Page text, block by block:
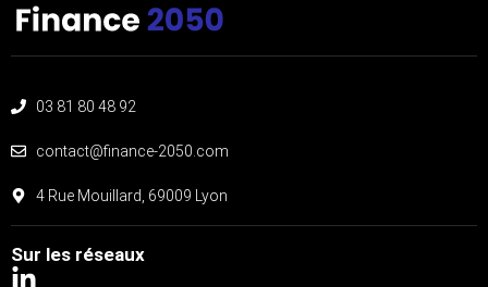
03 81 80 48 92
contact@finance-2050.com
4 Rue Mouillard, 69009 Lyon
Sur les réseaux